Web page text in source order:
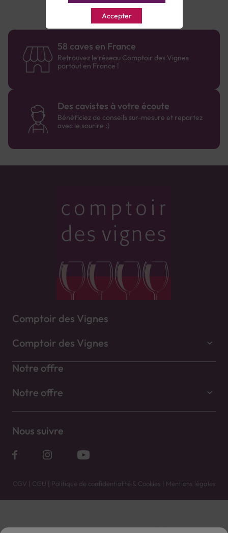
58 caves en France
Retrouvez le réseau Comptoir des Vignes
partout en France !
Des cavistes à votre écoute
Bénéficiez de conseils sur-mesure et repartez
avec le sourire :)
Comptoir des Vignes
Comptoir des Vignes
Notre offre
Notre offre
Nous suivre
CGV | CGU | Politique de confidentialité & Cookies | Mentions légales
Vente uniquement en caves. Contactez votre caviste pour plus de renseignements.
Accepter